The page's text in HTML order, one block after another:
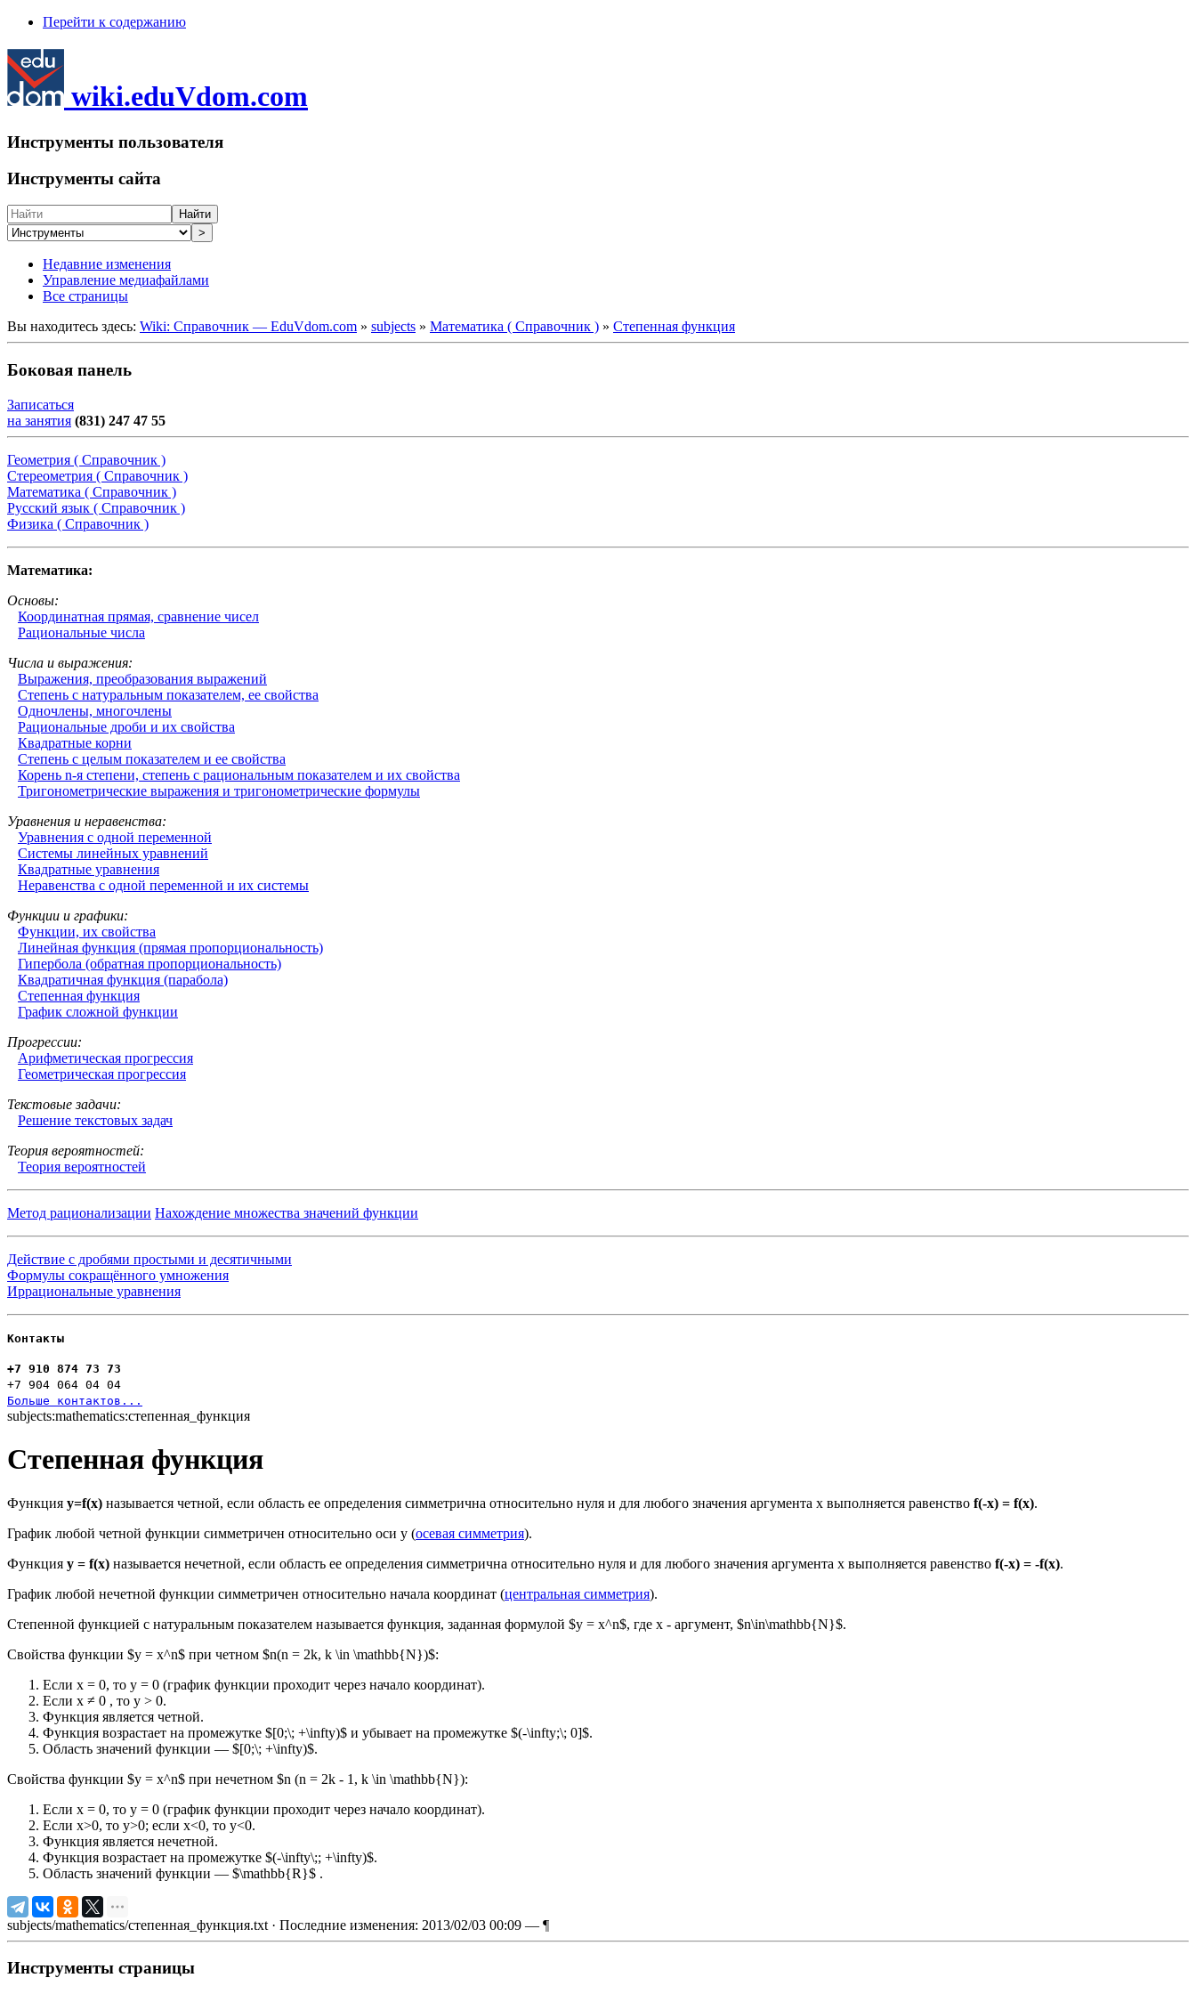
Перейти к содержанию
wiki.eduVdom.com
Инструменты пользователя
Инструменты сайта
Найти
>
Недавние изменения
Управление медиафайлами
Все страницы
Вы находитесь здесь: Wiki: Справочник — EduVdom.com » subjects » Математика ( Справочник ) » Степенная функция
Боковая панель
Записаться
на занятия (831) 247 47 55
Геометрия ( Справочник )
Стереометрия ( Справочник )
Математика ( Справочник )
Русский язык ( Справочник )
Физика ( Справочник )
Математика:
Основы:
Координатная прямая, сравнение чисел
Рациональные числа
Числа и выражения:
Выражения, преобразования выражений
Степень с натуральным показателем, ее свойства
Одночлены, многочлены
Рациональные дроби и их свойства
Квадратные корни
Степень с целым показателем и ее свойства
Корень n-я степени, степень с рациональным показателем и их свойства
Тригонометрические выражения и тригонометрические формулы
Уравнения и неравенства:
Уравнения с одной переменной
Системы линейных уравнений
Квадратные уравнения
Неравенства с одной переменной и их системы
Функции и графики:
Функции, их свойства
Линейная функция (прямая пропорциональность)
Гипербола (обратная пропорциональность)
Квадратичная функция (парабола)
Степенная функция
График сложной функции
Прогрессии:
Арифметическая прогрессия
Геометрическая прогрессия
Текстовые задачи:
Решение текстовых задач
Теория вероятностей:
Теория вероятностей
Метод рационализации Нахождение множества значений функции
Действие с дробями простыми и десятичными
Формулы сокращённого умножения
Иррациональные уравнения
Контакты
+7 910 874 73 73
+7 904 064 04 04
Больше контактов...
subjects:mathematics:степенная_функция
Степенная функция
Функция у=f(x) называется четной, если область ее определения симметрична относительно нуля и для любого значения аргумента х выполняется равенство f(-x) = f(x).
График любой четной функции симметричен относительно оси у (осевая симметрия).
Функция y = f(x) называется нечетной, если область ее определения симметрична относительно нуля и для любого значения аргумента х выполняется равенство f(-x) = -f(x).
График любой нечетной функции симметричен относительно начала координат (центральная симметрия).
Степенной функцией с натуральным показателем называется функция, заданная формулой $у = х^n$, где x - аргумент, $n\in\mathbb{N}$.
Свойства функции $у = х^n$ при четном $n(n = 2k, k \in \mathbb{N})$:
Если х = 0, то у = 0 (график функции проходит через начало координат).
Если х ≠ 0 , то y > 0.
Функция является четной.
Функция возрастает на промежутке $[0;\; +\infty)$ и убывает на промежутке $(-\infty;\; 0]$.
Область значений функции — $[0;\; +\infty)$.
Свойства функции $у = х^n$ при нечетном $n (n = 2k - 1, k \in \mathbb{N}):
Если х = 0, то у = 0 (график функции проходит через начало координат).
Если х>0, то у>0; если х<0, то у<0.
Функция является нечетной.
Функция возрастает на промежутке $(-\infty\;; +\infty)$.
Область значений функции — $\mathbb{R}$ .
subjects/mathematics/степенная_функция.txt · Последние изменения: 2013/02/03 00:09 — ¶
Инструменты страницы